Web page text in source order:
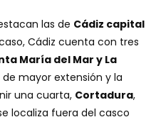
las de Cádiz capital
Cádiz cuenta con tres
María del Mar y La
mayor extensión y la
una cuarta, Cortadura,
localiza fuera del casco